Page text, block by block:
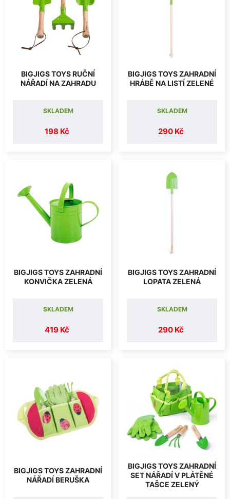
BIGJIGS TOYS RUČNÍ
NÁŘADÍ NA ZAHRADU
198 Kč
SKLADEM
BIGJIGS TOYS ZAHRADNÍ
HRÁBĚ NA LISTÍ ZELENÉ
290 Kč
SKLADEM
BIGJIGS TOYS ZAHRADNÍ
KONVIČKA ZELENÁ
419 Kč
SKLADEM
BIGJIGS TOYS ZAHRADNÍ
LOPATA ZELENÁ
290 Kč
SKLADEM
BIGJIGS TOYS ZAHRADNÍ
NÁŘADÍ BERUŠKA
BIGJIGS TOYS ZAHRADNÍ
SET NÁŘADÍ V PLÁTĚNÉ
TAŠCE ZELENÝ